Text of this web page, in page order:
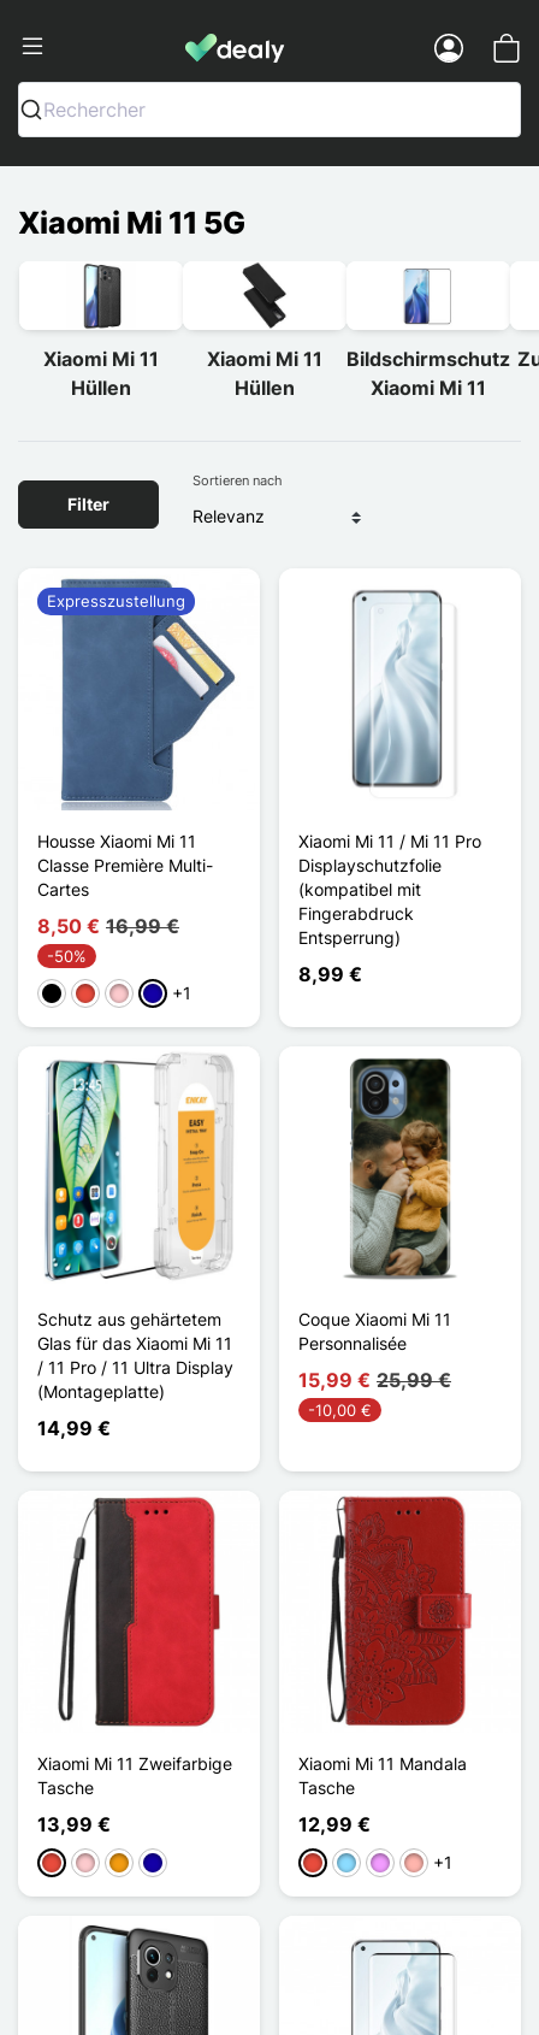
Dealy - Hüllen und Zubehör für
Rechercher
Xiaomi Mi 11 5G
Xiaomi Mi 11
Hüllen
Xiaomi Mi 11
Hüllen
Bildschirmschutz
Xiaomi Mi 11
Filter
Sortieren nach
Housse Xiaomi Mi 11
Classe Première Multi-
Cartes
8,50 € 16,99 €
-50%
Schwarz
Rot PinkDunkelblau
+1
Expresszustellung
Xiaomi Mi 11 / Mi 11 Pro
Displayschutzfolie
(kompatibel mit
Fingerabdruck
Entsperrung)
8,99 €
Schutz aus gehärtetem
Glas für das Xiaomi Mi 11
/ 11 Pro / 11 Ultra Display
(Montageplatte)
14,99 €
Coque Xiaomi Mi 11
Personnalisée
15,99 € 25,99 €
-10,00 €
Xiaomi Mi 11 Zweifarbige
Tasche
13,99 €
Rot PinkOrangeDunkelblau
Xiaomi Mi 11 Mandala
Tasche
12,99 €
Rot HellblauHellviolett
Roségold
+1